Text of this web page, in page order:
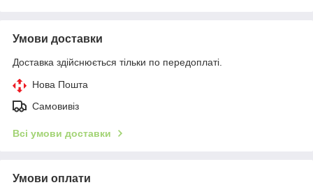
Умови доставки
Доставка здійснюється тільки по передоплаті.
Нова Пошта
Самовивіз
Всі умови доставки
Умови оплати